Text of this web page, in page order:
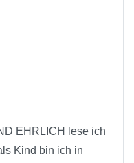
EHRLICH lese ich
Kind bin ich in